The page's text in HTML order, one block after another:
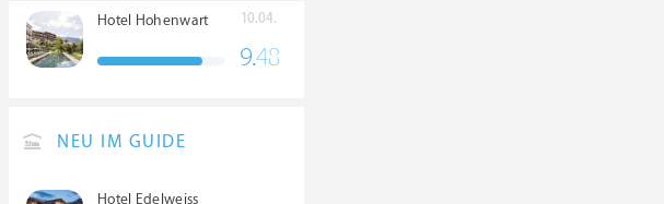
Hotel Hohenwart 10.04.
9.48
NEU IM GUIDE
Hotel Edelweiss